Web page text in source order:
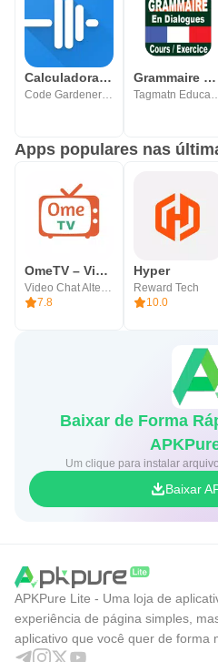
Calculadora 1 Rep Max
Code Gardener LLC
Grammaire en dialogues - Audio
Tagmatn
Apps populares nas
OmeTV – Video Chat Alternative
Video Chat Alternative
7.8
Hyper
Reward Tech
10.0
Baixar de Forma
Um clique para instalar
Baixar
APKPure Lite - Uma loja de
experiência de página simples,
aplicativo que você quer de forma